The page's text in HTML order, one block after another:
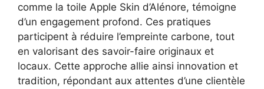
comme la toile Apple Skin d’Alénore, témoigne
d’un engagement profond. Ces pratiques
participent à réduire l’empreinte carbone, tout
en valorisant des savoir-faire originaux et
locaux. Cette approche allie ainsi innovation et
tradition, répondant aux attentes d’une clientèle